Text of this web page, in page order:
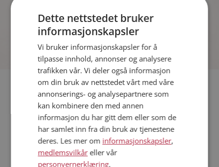
bli medlem.
Fler single
Flere singlemenn fra Stavanger:Kjetil Kl,
Gentleman78
Dette nettstedet bruker
informasjonskapsler
Vi bruker informasjonskapsler for å
tilpasse innhold, annonser og analysere
trafikken vår. Vi deler også informasjon
om din bruk av nettstedet vårt med våre
annonserings- og analysepartnere som
kan kombinere den med annen
informasjon du har gitt dem eller som de
har samlet inn fra din bruk av tjenestene
deres. Les mer om informasjonskapsler,
medlemsvilkåreller vår
personvernerklæring.